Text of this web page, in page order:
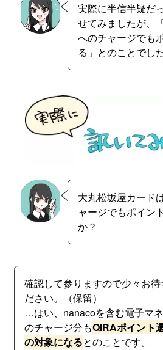
実際に半信半疑だ
せてみましたが、
へのチャージでも
る」とのことでした
大丸松坂屋カード
ャージでもポイン
か？
確認して参りますので少々お待
ださい。（保留）
…はい、nanacoを含む電子マ
のチャージ分もQIRAポイント
の対象になるとのことです。